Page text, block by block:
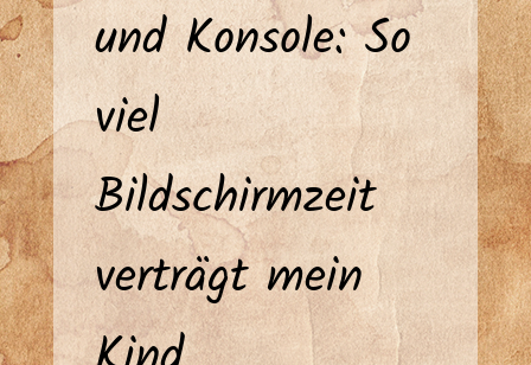
und Konsole: So
viel
Bildschirmzeit
verträgt mein